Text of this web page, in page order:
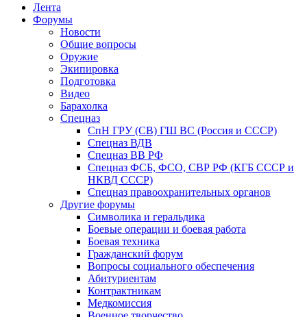
Лента
Форумы
Новости
Общие вопросы
Оружие
Экипировка
Подготовка
Видео
Барахолка
Спецназ
СпН ГРУ (СВ) ГШ ВС (Россия и СССР)
Спецназ ВДВ
Спецназ ВВ РФ
Спецназ ФСБ, ФСО, СВР РФ (КГБ СССР и
НКВД СССР)
Спецназ правоохранительных органов
Другие форумы
Символика и геральдика
Боевые операции и боевая работа
Боевая техника
Гражданский форум
Вопросы социального обеспечения
Абитуриентам
Контрактникам
Медкомиссия